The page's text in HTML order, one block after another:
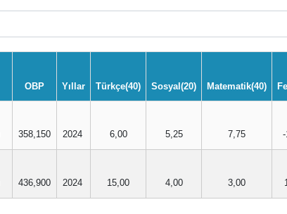
OBP Yıllar Türkçe(40) Sosyal(20) Matematik(40)
358,150 2024 6,00 5,25 7,75
436,900 2024 15,00 4,00 3,00